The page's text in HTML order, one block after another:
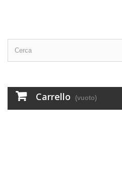
Carrello (vuoto)